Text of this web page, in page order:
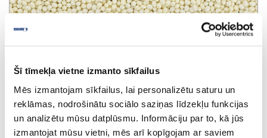
Šī tīmekļa vietne izmanto sīkfailus
Mēs izmantojam sīkfailus, lai personalizētu saturu un
reklāmas, nodrošinātu sociālo saziņas līdzekļu funkcijas
un analizētu mūsu datplūsmu. Informāciju par to, kā jūs
izmantojat mūsu vietni, mēs arī kopīgojam ar saviem
Termokūstošā EVA līme HRANITHERM
605.20